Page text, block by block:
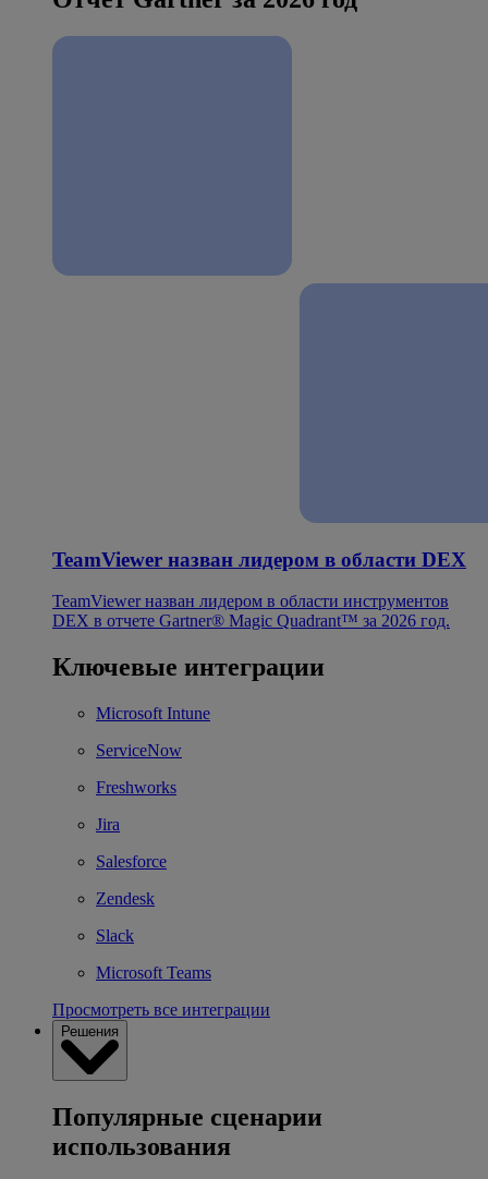
TeamViewer назван лидером в области DEX
TeamViewer назван лидером в области инструментов
DEX в отчете Gartner® Magic Quadrant™ за 2026 год.
Ключевые интеграции
Microsoft Intune
ServiceNow
Freshworks
Jira
Salesforce
Zendesk
Slack
Microsoft Teams
Просмотреть все интеграции
Решения
Популярные сценарии
использования